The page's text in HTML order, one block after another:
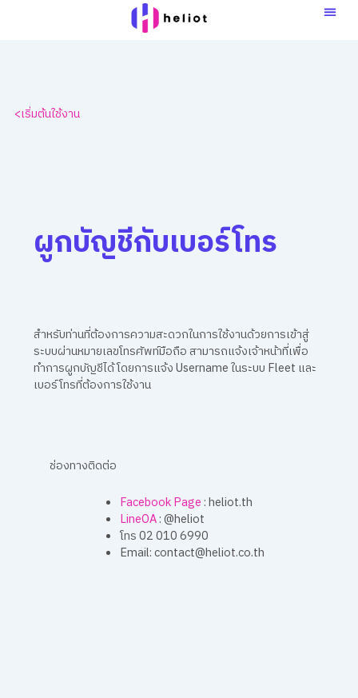
<เริ่มต้นใช้งาน
ผูกบัญชีกับเบอร์โทร
สำหรับท่านที่ต้องการความสะดวกในการใช้งานด้วยการเข้าสู่
ระบบผ่านหมายเลขโทรศัพท์มือถือ สามารถแจ้งเจ้าหน้าที่เพื่อ
ทำการผูกบัญชีได้ โดยการแจ้ง Username ในระบบ Fleet และ
เบอร์โทรที่ต้องการใช้งาน
ช่องทางติดต่อ
Facebook Page : heliot.th
LineOA: @heliot
โทร 02 010 6990
Email: contact@heliot.co.th